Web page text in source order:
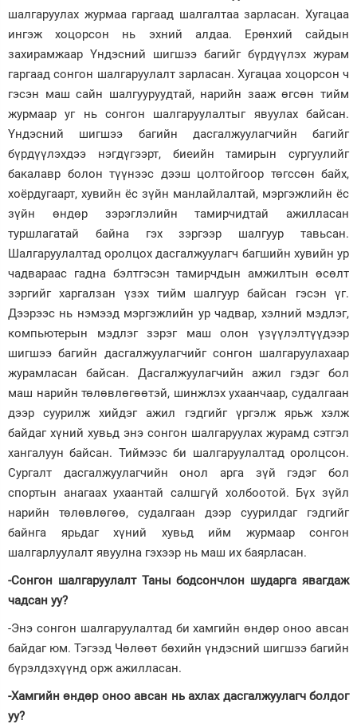
шалгаруулах журмаа гаргаад шалгалтаа зарласан. Хугацаа
ингэж хоцорсон нь эхний алдаа. Ерөнхий сайдын
захирамжаар Үндэсний шигшээ багийг бүрдүүлэх журам
гаргаад сонгон шалгаруулалт зарласан. Хугацаа хоцорсон ч
гэсэн маш сайн шалгууруудтай, нарийн зааж өгсөн тийм
журмаар уг нь сонгон шалгаруулалтыг явуулах байсан.
Үндэсний шигшээ багийн дасгалжуулагчийн багийг
бүрдүүлэхдээ нэгдүгээрт, биеийн тамирын сургуулийг
бакалавр болон түүнээс дээш цолтойгоор төгссөн байх,
хоёрдугаарт, хувийн ёс зүйн манлайлалтай, мэргэжлийн ёс
зүйн өндөр зэрэглэлийн тамирчидтай ажилласан
туршлагатай байна гэх зэргээр шалгуур тавьсан.
Шалгаруулалтад оролцох дасгалжуулагч багшийн хувийн ур
чадвараас гадна бэлтгэсэн тамирчдын амжилтын өсөлт
зэргийг харгалзан үзэх тийм шалгуур байсан гэсэн үг.
Дээрээс нь нэмээд мэргэжлийн ур чадвар, хэлний мэдлэг,
компьютерын мэдлэг зэрэг маш олон үзүүлэлтүүдээр
шигшээ багийн дасгалжуулагчийг сонгон шалгаруулахаар
журамласан байсан. Дасгалжуулагчийн ажил гэдэг бол
маш нарийн төлөвлөгөөтэй, шинжлэх ухаанчаар, судалгаан
дээр суурилж хийдэг ажил гэдгийг үргэлж ярьж хэлж
байдаг хүний хувьд энэ сонгон шалгаруулах журамд сэтгэл
хангалуун байсан. Тиймээс би шалгаруулалтад оролцсон.
Сургалт дасгалжуулагчийн онол арга зүй гэдэг бол
спортын анагаах ухаантай салшгүй холбоотой. Бүх зүйл
нарийн төлөвлөгөө, судалгаан дээр суурилдаг гэдгийг
байнга ярьдаг хүний хувьд ийм журмаар сонгон
шалгарлуулалт явуулна гэхээр нь маш их баярласан.
-Сонгон шалгаруулалт Таны бодсончлон шударга явагдаж
чадсан уу?
-Энэ сонгон шалгаруулалтад би хамгийн өндөр оноо авсан
байдаг юм. Тэгээд Чөлөөт бөхийн үндэсний шигшээ багийн
бүрэлдэхүүнд орж ажилласан.
-Хамгийн өндөр оноо авсан нь ахлах дасгалжуулагч болдог
уу?